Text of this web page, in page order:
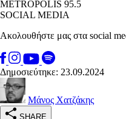
METROPOLIS 95.5
SOCIAL MEDIA
Ακολουθήστε μας στα social
Δημοσιεύτηκε: 23.09.2024
Μάνος Χατζάκης
SHARE